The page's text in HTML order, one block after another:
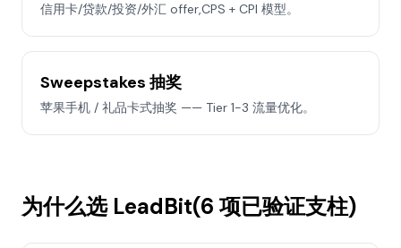
信用卡/贷款/投资/外汇 offer,CPS + CPI 模型。
Sweepstakes 抽奖
苹果手机 / 礼品卡式抽奖 —— Tier 1-3 流量优化。
为什么选 LeadBit(6 项已验证支柱)